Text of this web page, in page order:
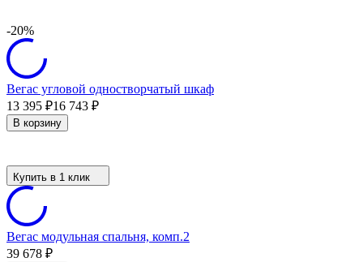
-20%
Вегас угловой одностворчатый шкаф
13 395 ₽16 743 ₽
В корзину
Купить в 1 клик
Вегас модульная спальня, комп.2
39 678 ₽